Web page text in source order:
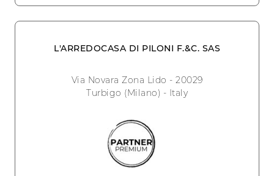
L'ARREDOCASA DI PILONI F.&C. SAS
Via Novara Zona Lido - 20029
Turbigo (Milano) - Italy